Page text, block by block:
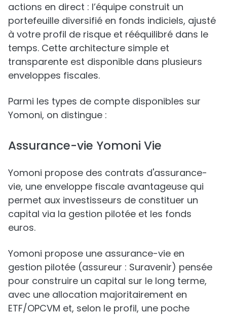
actions en direct : l’équipe construit un
portefeuille diversifié en fonds indiciels, ajusté
à votre profil de risque et rééquilibré dans le
temps. Cette architecture simple et
transparente est disponible dans plusieurs
enveloppes fiscales.
Parmi les types de compte disponibles sur
Yomoni, on distingue :
Assurance-vie Yomoni Vie
Yomoni propose des contrats d'assurance-
vie, une enveloppe fiscale avantageuse qui
permet aux investisseurs de constituer un
capital via la gestion pilotée et les fonds
euros.
Yomoni propose une assurance-vie en
gestion pilotée (assureur : Suravenir) pensée
pour construire un capital sur le long terme,
avec une allocation majoritairement en
ETF/OPCVM et, selon le profil, une poche